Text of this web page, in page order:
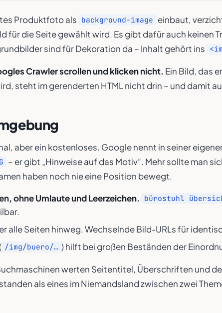
Produktfoto als background-image einbaut,
für die Seite gewählt wird. Es gibt dafür auch keinen
sind für Dekoration da – Inhalt gehört ins
Crawler scrollen und klicken nicht. Ein Bild, das
steht im gerenderten HTML nicht drin – und damit
aber ein kostenloses. Google nennt in seiner
– er gibt „Hinweise auf das Motiv“. Mehr sollte man
haben noch nie eine Position bewegt.
ohne Umlaute und Leerzeichen. bürostuhl
alle Seiten hinweg. Wechselnde Bild-URLs für
/img/buero/… ) hilft bei großen Beständen der
werten Seitentitel, Überschriften und
als eines im Niemandsland zwischen zwei